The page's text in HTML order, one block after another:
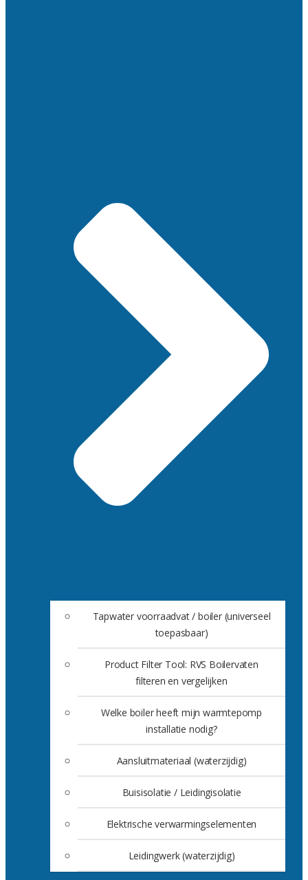
Tapwater voorraadvat / boiler (universeel
toepasbaar)
Product Filter Tool: RVS Boilervaten
filteren en vergelijken
Welke boiler heeft mijn warmtepomp
installatie nodig?
Aansluitmateriaal (waterzijdig)
Buisisolatie / Leidingisolatie
Elektrische verwarmingselementen
Leidingwerk (waterzijdig)